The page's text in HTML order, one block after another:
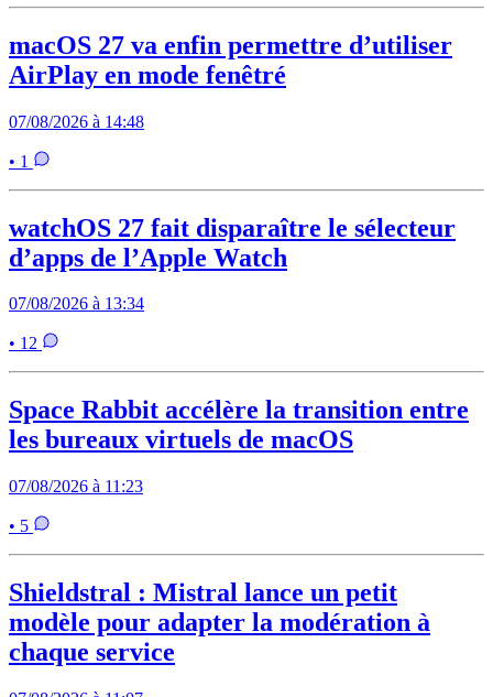
macOS 27 va enfin permettre d’utiliser
AirPlay en mode fenêtré
07/08/2026 à 14:48
• 1
watchOS 27 fait disparaître le sélecteur
d’apps de l’Apple Watch
07/08/2026 à 13:34
• 12
Space Rabbit accélère la transition entre
les bureaux virtuels de macOS
07/08/2026 à 11:23
• 5
Shieldstral : Mistral lance un petit
modèle pour adapter la modération à
chaque service